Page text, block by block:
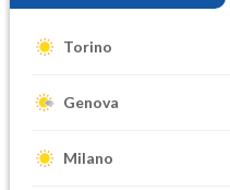
Torino
Genova
Milano